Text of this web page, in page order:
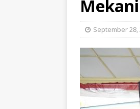
September 28,